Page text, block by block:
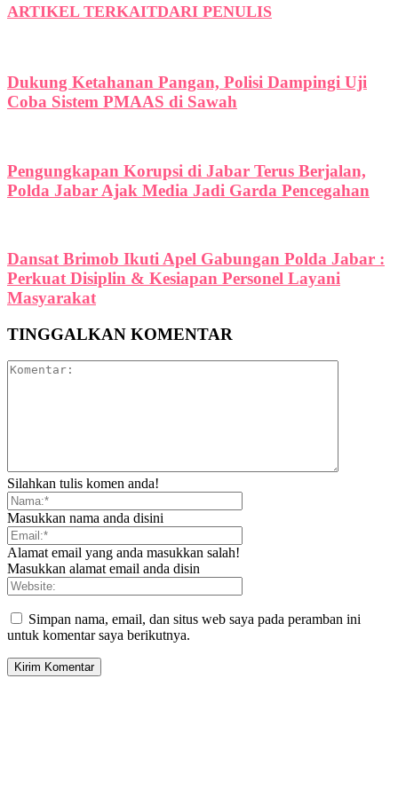
ARTIKEL TERKAITDARI PENULIS
Dukung Ketahanan Pangan, Polisi Dampingi Uji
Coba Sistem PMAAS di Sawah
Pengungkapan Korupsi di Jabar Terus Berjalan,
Polda Jabar Ajak Media Jadi Garda Pencegahan
Dansat Brimob Ikuti Apel Gabungan Polda Jabar :
Perkuat Disiplin & Kesiapan Personel Layani
Masyarakat
TINGGALKAN KOMENTAR
Silahkan tulis komen anda!
Masukkan nama anda disini
Alamat email yang anda masukkan salah!
Masukkan alamat email anda disin
Simpan nama, email, dan situs web saya pada peramban ini
untuk komentar saya berikutnya.